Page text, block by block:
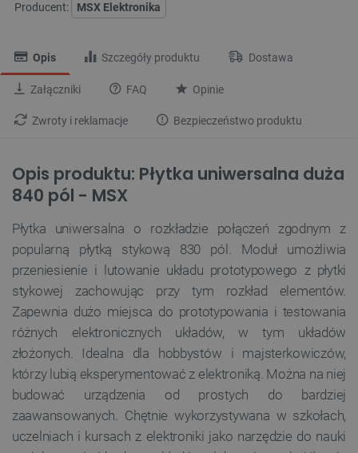
Producent: MSX Elektronika
Opis Szczegóły produktu Dostawa
Załączniki FAQ Opinie
Zwroty i reklamacje Bezpieczeństwo produktu
Opis produktu: Płytka uniwersalna duża
840 pól - MSX
Płytka uniwersalna o rozkładzie połączeń zgodnym z
popularną płytką stykową 830 pól. Moduł umożliwia
przeniesienie i lutowanie układu prototypowego z płytki
stykowej zachowując przy tym rozkład elementów.
Zapewnia dużo miejsca do prototypowania i testowania
różnych elektronicznych układów, w tym układów
złożonych. Idealna dla hobbystów i majsterkowiczów,
którzy lubią eksperymentować z elektroniką. Można na niej
budować urządzenia od prostych do bardziej
zaawansowanych. Chętnie wykorzystywana w szkołach,
uczelniach i kursach z elektroniki jako narzędzie do nauki